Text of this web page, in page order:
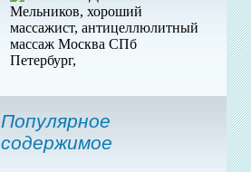
Популярное
содержимое